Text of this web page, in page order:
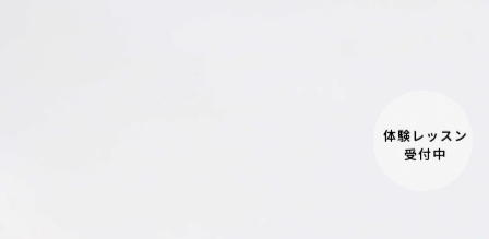
体験レッスン
受付中